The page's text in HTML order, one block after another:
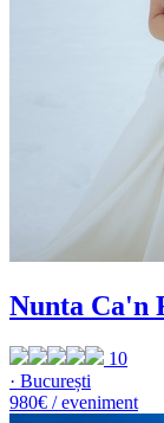
Nunta Ca'n
10
· București
980€ / eveniment